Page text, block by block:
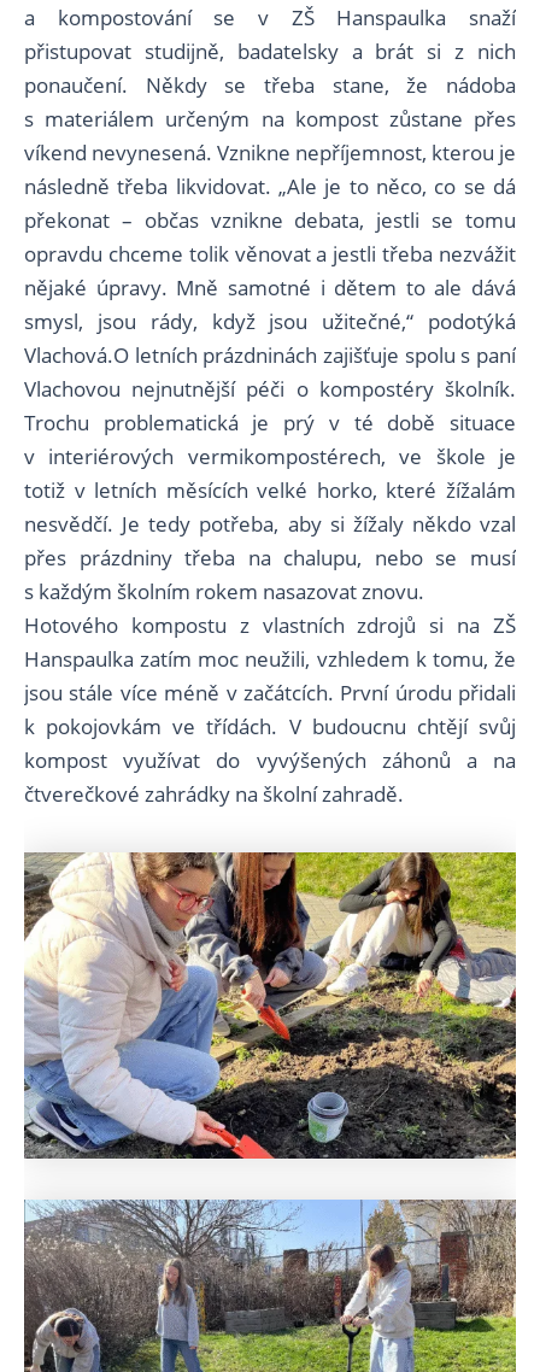
a kompostování se v ZŠ Hanspaulka snaží
přistupovat studijně, badatelsky a brát si z nich
ponaučení. Někdy se třeba stane, že nádoba
s materiálem určeným na kompost zůstane přes
víkend nevynesená. Vznikne nepříjemnost, kterou je
následně třeba likvidovat. „Ale je to něco, co se dá
překonat – občas vznikne debata, jestli se tomu
opravdu chceme tolik věnovat a jestli třeba nezvážit
nějaké úpravy. Mně samotné i dětem to ale dává
smysl, jsou rády, když jsou užitečné,“ podotýká
Vlachová.O letních prázdninách zajišťuje spolu s paní
Vlachovou nejnutnější péči o kompostéry školník.
Trochu problematická je prý v té době situace
v interiérových vermikompostérech, ve škole je
totiž v letních měsících velké horko, které žížalám
nesvědčí. Je tedy potřeba, aby si žížaly někdo vzal
přes prázdniny třeba na chalupu, nebo se musí
s každým školním rokem nasazovat znovu.
Hotového kompostu z vlastních zdrojů si na ZŠ
Hanspaulka zatím moc neužili, vzhledem k tomu, že
jsou stále více méně v začátcích. První úrodu přidali
k pokojovkám ve třídách. V budoucnu chtějí svůj
kompost využívat do vyvýšených záhonů a na
čtverečkové zahrádky na školní zahradě.